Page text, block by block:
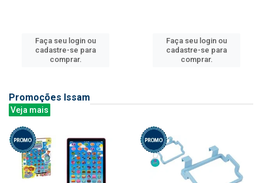
Faça seu login ou
cadastre-se para
comprar.
Faça seu login ou
cadastre-se para
comprar.
Promoções Issam
Veja mais